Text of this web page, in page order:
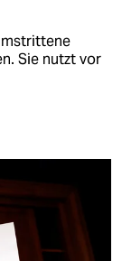
Sie nutzt vor